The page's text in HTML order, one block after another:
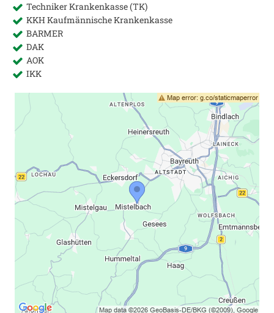
Techniker Krankenkasse (TK)
KKH Kaufmännische Krankenkasse
BARMER
DAK
AOK
IKK